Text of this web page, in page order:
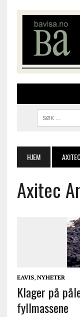
HJEM
Axitec
EAVIS, NYHETER
Klager på
fyllmassene